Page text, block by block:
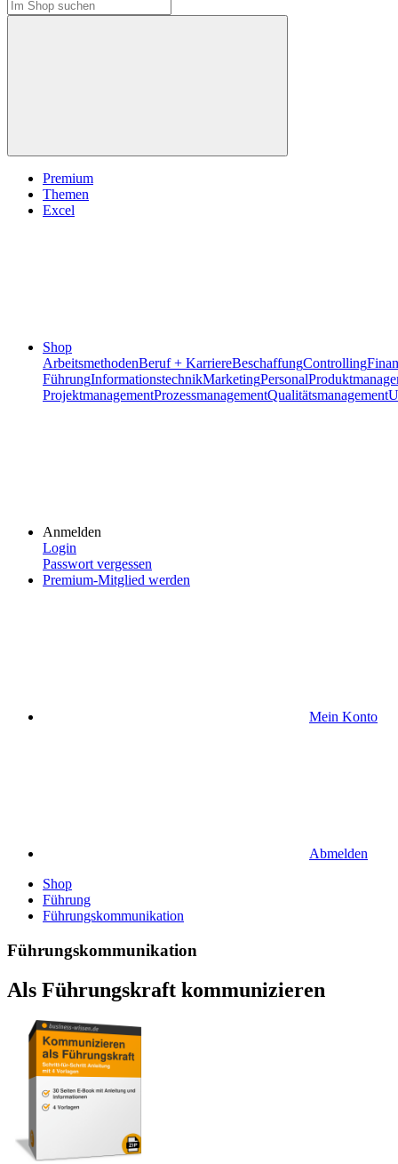
Premium
Themen
Excel
Shop
ArbeitsmethodenBeruf + KarriereBeschaffungControlling
FührungInformationstechnikMarketingPersonal
ProjektmanagementProzessmanagementQualitätsmanagement
Anmelden
Login
Passwort vergessen
Premium-Mitglied werden
Mein Konto
Abmelden
Shop
Führung
Führungskommunikation
Führungskommunikation
Als Führungskraft kommunizieren